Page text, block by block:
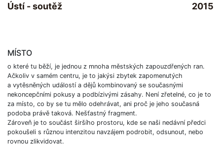
2015
Ústí - soutěž
MÍSTO
o které tu běží, je jednou z mnoha městských zapouzdřených ran.
Ačkoliv v samém centru, je to jakýsi zbytek zapomenutých
a vytěsněných událostí a dějů kombinovaný se současnými
nekoncepčními pokusy a podbízivými zásahy. Není zřetelné, co je to
za místo, co by se tu mělo odehrávat, ani proč je jeho současná
podoba právě taková. Nešťastný fragment.
Zároveň je to součást širšího prostoru, kde se naši nedávní předci
pokoušeli s různou intenzitou navzájem podrobit, odsunout, nebo
rovnou zlikvidovat.